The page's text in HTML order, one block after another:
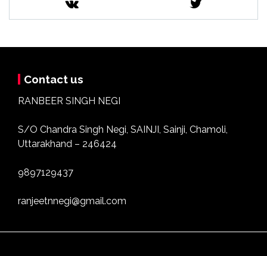
Contact us
RANBEER SINGH NEGI
S/O Chandra Singh Negi, SAINJI, Sainji, Chamoli,
Uttarakhand – 246424
9897129437
ranjeetnnegi@gmail.com